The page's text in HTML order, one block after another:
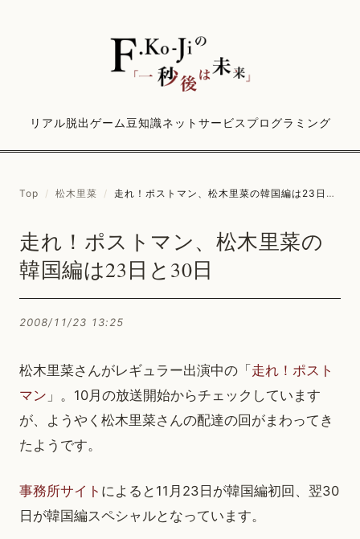
リアル脱出ゲーム豆知識ネットサービス プログラミング
Top / 松木里菜 / 走れ！ポストマン、松木里菜の韓国編は23日と30日
走れ！ポストマン、松木里菜の
韓国編は23日と30日
2008/11/23 13:25
松木里菜さんがレギュラー出演中の「 走れ！ポスト
マン 」。10月の放送開始からチェックしています
が、ようやく松木里菜さんの配達の回がまわってき
たようです。
事務所サイト によると11月23日が韓国編初回、翌30
日が韓国編スペシャルとなっています。